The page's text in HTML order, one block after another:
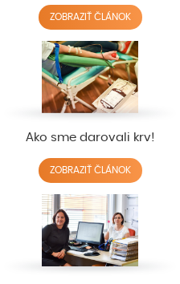
ZOBRAZIŤ ČLÁNOK
Ako sme darovali krv!
ZOBRAZIŤ ČLÁNOK